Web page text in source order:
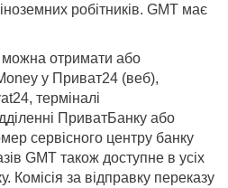
робітників. GMT має
можна отримати або
у Приват24 (веб),
терміналі
ПриватБанку або
сервісного центру банку
GMT також доступне в усіх
Комісія за відправку переказу